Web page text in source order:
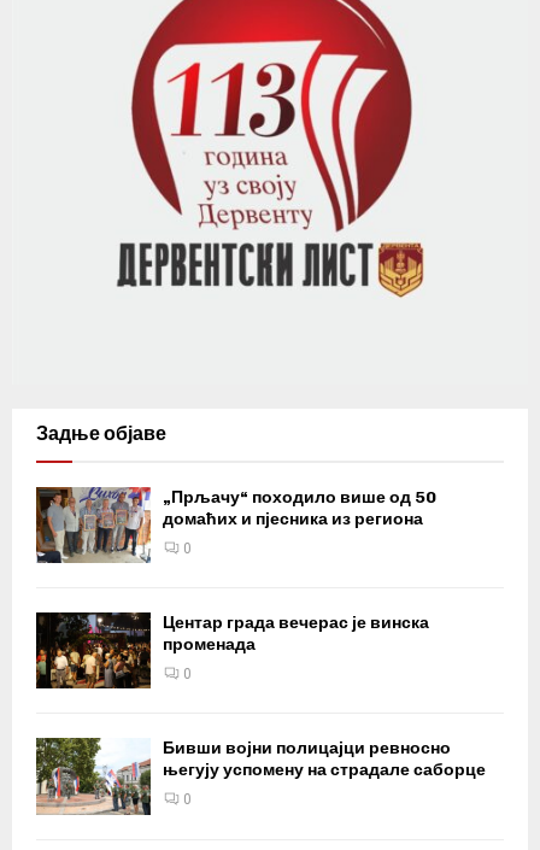
Задње објаве
„Прљачу“ походило више од 50
домаћих и пјесника из региона
0
Центар града вечерас је винска
променада
0
Бивши војни полицајци ревносно
његују успомену на страдале саборце
0